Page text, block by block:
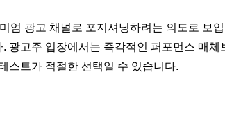
엄 광고 채널로 포지셔닝하려는 의도로 보
고주 입장에서는 즉각적인 퍼포먼스 매
스트가 적절한 선택일 수 있습니다.